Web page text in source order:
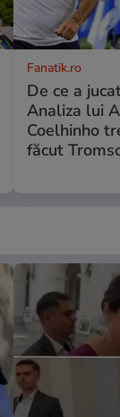
Fanatik.ro
De ce a
Analiza lui
Coelhinho
făcut